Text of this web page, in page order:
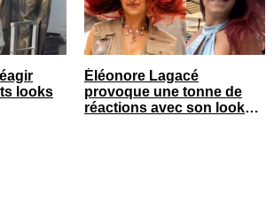
looks
Éléonore Lagacé
provoque une tonne de
réactions avec son look